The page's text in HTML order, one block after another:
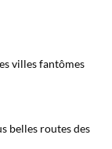
villes fantômes
belles routes des